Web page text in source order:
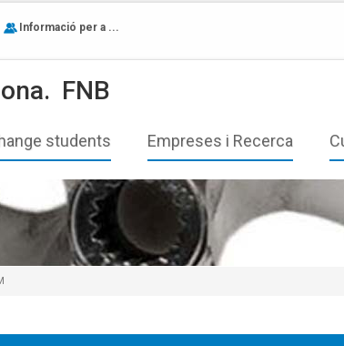
Informació per a ...
FNB
students Empreses i Recerca